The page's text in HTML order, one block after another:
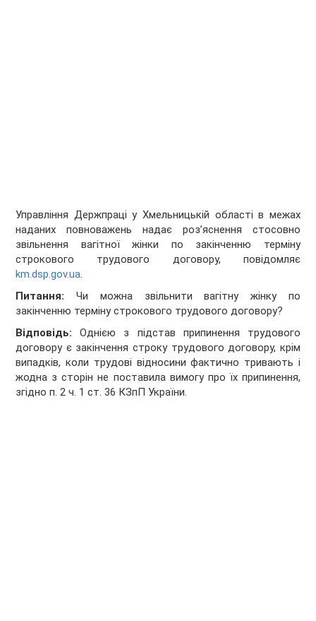
Управління Держпраці у Хмельницькій області в межах
наданих повноважень надає роз’яснення стосовно
звільнення вагітної жінки по закінченню терміну
строкового трудового договору, повідомляє
km.dsp.gov.ua.
Питання: Чи можна звільнити вагітну жінку по
закінченню терміну строкового трудового договору?
Відповідь: Однією з підстав припинення трудового
договору є закінчення строку трудового договору, крім
випадків, коли трудові відносини фактично тривають і
жодна з сторін не поставила вимогу про їх припинення,
згідно п. 2 ч. 1 ст. 36 КЗпП України.